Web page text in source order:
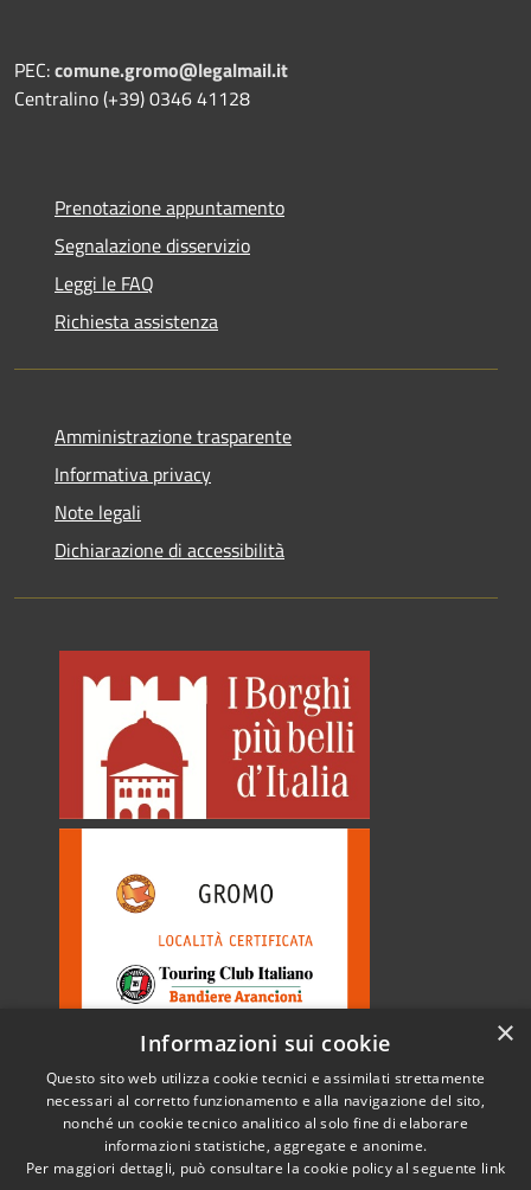
PEC:comune.gromo@legalmail.it
Centralino (+39) 0346 41128
Prenotazione appuntamento
Segnalazione disservizio
Leggi le FAQ
Richiesta assistenza
Amministrazione trasparente
Informativa privacy
Note legali
Dichiarazione di accessibilità
Accessibilità
Copyright © 2026 • Comune di
Gromo • Powered by
×
Informazioni sui cookie
Questo sito web utilizza cookie tecnici e assimilati strettamente
necessari al corretto funzionamento e alla navigazione del sito,
nonché un cookie tecnico analitico al solo fine di elaborare
informazioni statistiche, aggregate e anonime.
Per maggiori dettagli, può consultare la cookie policy al seguente link